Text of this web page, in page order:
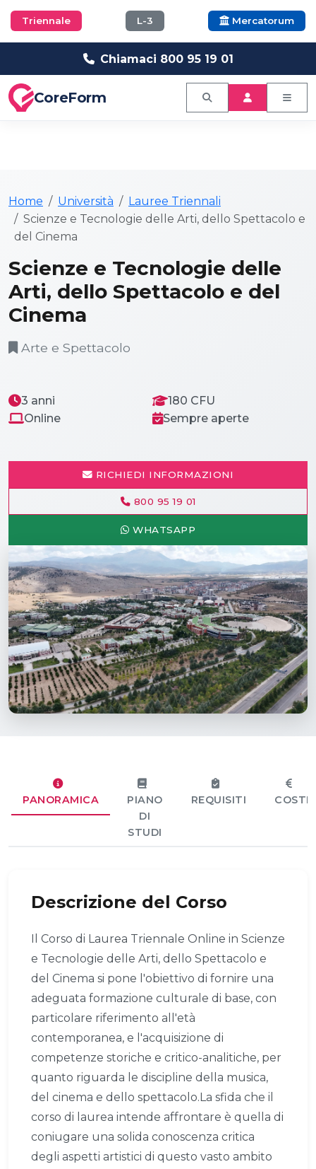
Chiamaci 800 95 19 01
CoreForm
Home Università
Lauree Triennali
Scienze e Tecnologie delle Arti, dello Spettacolo e
del Cinema
Triennale L-3 Mercatorum
Scienze e Tecnologie delle
Arti, dello Spettacolo e del
Cinema
Arte e Spettacolo
3 anni
180 CFU
Online
Sempre aperte
RICHIEDI INFORMAZIONI
800 95 19 01
WHATSAPP
PANORAMICA
PIANO
DI
STUDI
REQUISITI COSTI
Descrizione del Corso
Il Corso di Laurea Triennale Online in Scienze
e Tecnologie delle Arti, dello Spettacolo e
del Cinema si pone l'obiettivo di fornire una
adeguata formazione culturale di base, con
particolare riferimento all'età
contemporanea, e l'acquisizione di
competenze storiche e critico-analitiche, per
quanto riguarda le discipline della musica,
del cinema e dello spettacolo.La sfida che il
corso di laurea intende affrontare è quella di
coniugare una solida conoscenza critica
degli aspetti artistici di questo vasto ambito